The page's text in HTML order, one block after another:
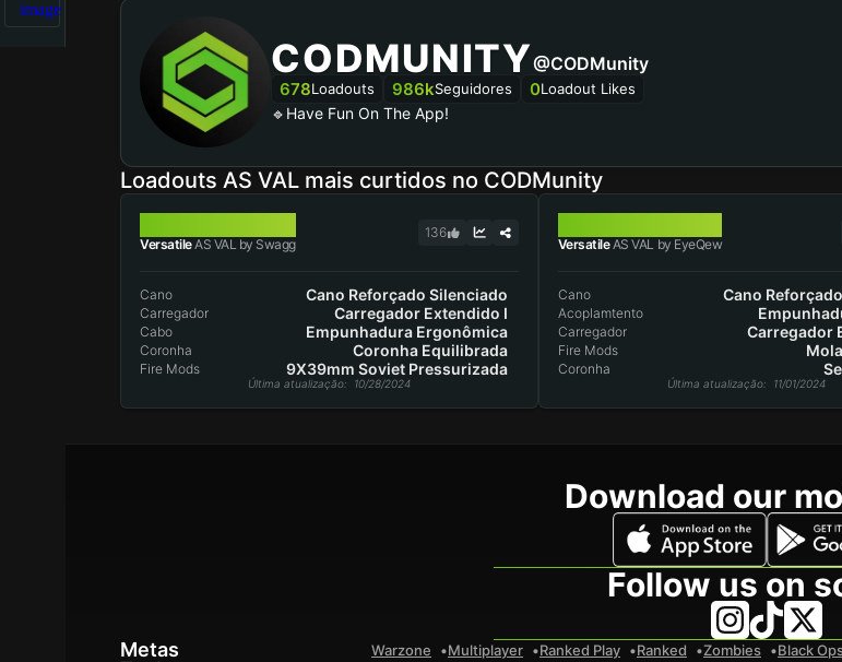
CODMUNITY@CODMunity
678Loadouts 986kSeguidores 0Loadout Likes
🔹Have Fun On The App!
Loadouts AS VAL mais curtidos no CODMunity
VersatileAS VAL by Swagg
136
Cano Cano Reforçado Silenciado
Carregador Carregador Extendido I
Cabo Empunhadura Ergonômica
Coronha Coronha Equilibrada
Fire Mods 9X39mm Soviet Pressurizada
Última atualização: 10/28/2024
VersatileAS VAL by EyeQew
Cano Cano
Acoplamtento
Carregador Carregador
Fire Mods
Coronha
Última atualização: 11/01/2024
Download our
Follow us on
Metas Warzone Multiplayer Ranked Play Ranked Zombies Black